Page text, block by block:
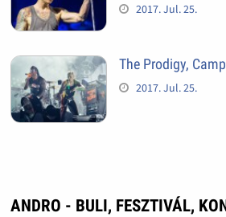
2017. Jul. 25.
The Prodigy,
2017. Jul. 25.
ANDRO - BULI, FESZTIVÁL,